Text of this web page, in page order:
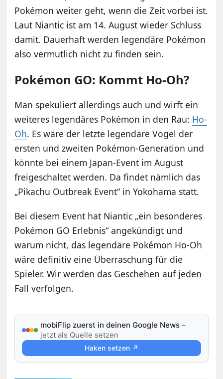
Pokémon weiter geht, wenn die Zeit vorbei ist.
Laut Niantic ist am 14. August wieder Schluss
damit. Dauerhaft werden legendäre Pokémon
also vermutlich nicht zu finden sein.
Pokémon GO: Kommt Ho-Oh?
Man spekuliert allerdings auch und wirft ein
weiteres legendäres Pokémon in den Rau: Ho-
Oh. Es wäre der letzte legendäre Vogel der
ersten und zweiten Pokémon-Generation und
könnte bei einem Japan-Event im August
freigeschaltet werden. Da findet nämlich das
„Pikachu Outbreak Event“ in Yokohama statt.
Bei diesem Event hat Niantic „ein besonderes
Pokémon GO Erlebnis“ angekündigt und
warum nicht, das legendäre Pokémon Ho-Oh
wäre definitiv eine Überraschung für die
Spieler. Wir werden das Geschehen auf jeden
Fall verfolgen.
mobiFlip zuerst in deinen Google News –
jetzt als Quelle setzen
Haken setzen ↗